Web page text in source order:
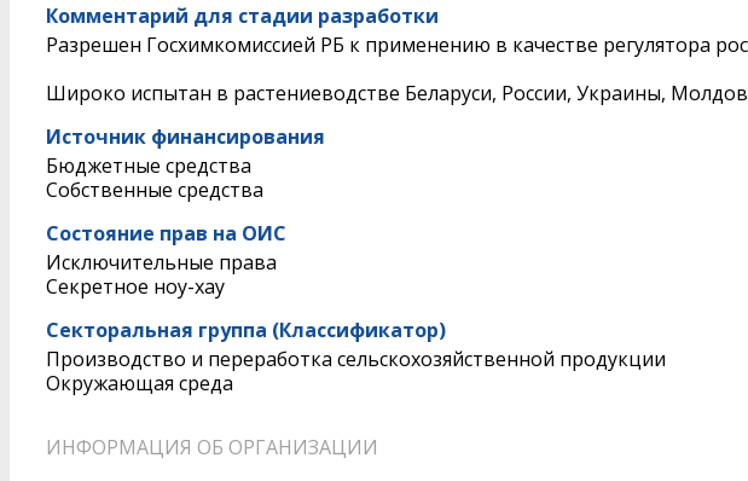
Комментарий для стадии разработки
Разрешен Госхимкомиссией РБ к применению в качестве регулятора
Широко испытан в растениеводстве Беларуси, России, Украины,
Источник финансирования
Бюджетные средства
Собственные средства
Состояние прав на ОИС
Исключительные права
Секретное ноу-хау
Секторальная группа (Классификатор)
Производство и переработка сельскохозяйственной продукции
Окружающая среда
ИНФОРМАЦИЯ ОБ ОРГАНИЗАЦИИ